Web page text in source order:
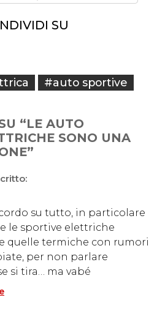
SU
#auto sportive
“LE AUTO
SONO UNA
su tutto, in particolare
le sportive elettriche
quelle termiche con rumori
per non parlare
si tira… ma vabé